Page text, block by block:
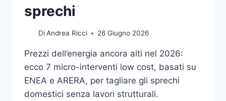
sprechi
DiAndrea Ricci 26 Giugno 2026
Prezzi dell’energia ancora alti nel 2026:
ecco 7 micro-interventi low cost, basati su
ENEA e ARERA, per tagliare gli sprechi
domestici senza lavori strutturali.